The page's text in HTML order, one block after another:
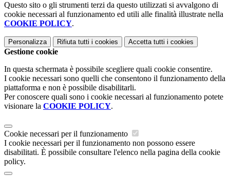
Questo sito o gli strumenti terzi da questo utilizzati si avvalgono di
cookie necessari al funzionamento ed utili alle finalità illustrate nella
COOKIE POLICY.
Personalizza Rifiuta tutti i cookies Accetta tutti i cookies
Gestione cookie
In questa schermata è possibile scegliere quali cookie consentire.
I cookie necessari sono quelli che consentono il funzionamento della
piattaforma e non è possibile disabilitarli.
Per conoscere quali sono i cookie necessari al funzionamento potete
visionare la COOKIE POLICY.
Cookie necessari per il funzionamento
I cookie necessari per il funzionamento non possono essere
disabilitati. È possibile consultare l'elenco nella pagina della cookie
policy.